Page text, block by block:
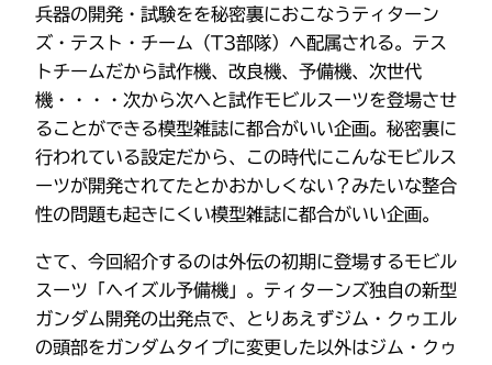
兵器の開発・試験をを秘密裏におこなうティターン
ズ・テスト・チーム（T3部隊）へ配属される。テス
トチームだから試作機、改良機、予備機、次世代
機・・・・次から次へと試作モビルスーツを登場させ
ることができる模型雑誌に都合がいい企画。秘密裏に
行われている設定だから、この時代にこんなモビルス
ーツが開発されてたとかおかしくない？みたいな整合
性の問題も起きにくい模型雑誌に都合がいい企画。
さて、今回紹介するのは外伝の初期に登場するモビル
スーツ「ヘイズル予備機」。ティターンズ独自の新型
ガンダム開発の出発点で、とりあえずジム・クゥエル
の頭部をガンダムタイプに変更した以外はジム・クゥ